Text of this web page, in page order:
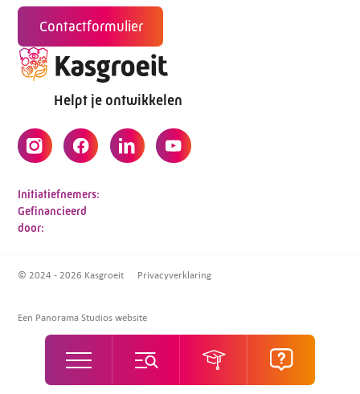
Contactformulier
Helpt je ontwikkelen
Initiatiefnemers:
Gefinancieerd
door:
© 2024 - 2026 Kasgroeit Privacyverklaring
Een Panorama Studios website